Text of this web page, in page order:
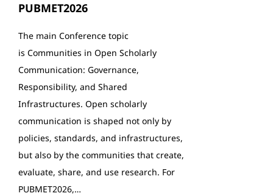
PUBMET2026
The main Conference topic
is Communities in Open Scholarly
Communication: Governance,
Responsibility, and Shared
Infrastructures. Open scholarly
communication is shaped not only by
policies, standards, and infrastructures,
but also by the communities that create,
evaluate, share, and use research. For
PUBMET2026,…